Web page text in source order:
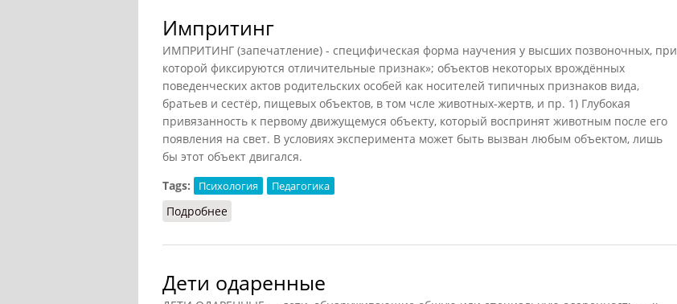
Импритинг
ИМПРИТИНГ (запечатление) - специфическая форма научения у высших позвоночных, при
которой фиксируются отличительные признак»; объектов некоторых врождённых
поведенческих актов родительских особей как носителей типичных признаков вида,
братьев и сестёр, пищевых объектов, в том чсле животных-жертв, и пр. 1) Глубокая
привязанность к первому движущемуся объекту, который воспринят животным после его
появления на свет. В условиях эксперимента может быть вызван любым объектом, лишь
бы этот объект двигался.
Tags:
Психология Педагогика
Подробнее
Дети одаренные